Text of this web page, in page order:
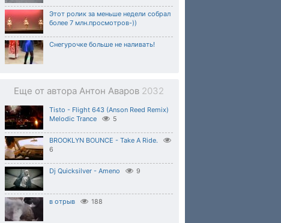
Этот ролик за меньше недели собрал
более 7 млн.просмотров-))
Снегурочке больше не наливать!
Еще от автора Антон Аваров 2032
Tisto - Flight 643 (Anson Reed Remix)
Melodic Trance
5
BROOKLYN BOUNCE - Take A Ride.
6
Dj Quicksilver - Ameno 9
в отрыв 188